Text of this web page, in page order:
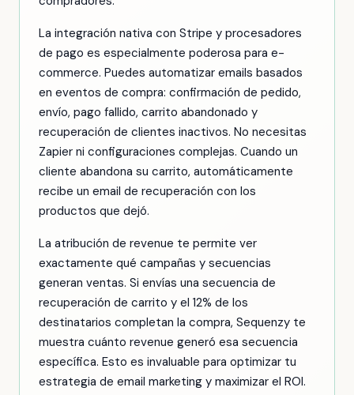
La integración nativa con Stripe y procesadores
de pago es especialmente poderosa para e-
commerce. Puedes automatizar emails basados
en eventos de compra: confirmación de pedido,
envío, pago fallido, carrito abandonado y
recuperación de clientes inactivos. No necesitas
Zapier ni configuraciones complejas. Cuando un
cliente abandona su carrito, automáticamente
recibe un email de recuperación con los
productos que dejó.
La atribución de revenue te permite ver
exactamente qué campañas y secuencias
generan ventas. Si envías una secuencia de
recuperación de carrito y el 12% de los
destinatarios completan la compra, Sequenzy te
muestra cuánto revenue generó esa secuencia
específica. Esto es invaluable para optimizar tu
estrategia de email marketing y maximizar el ROI.